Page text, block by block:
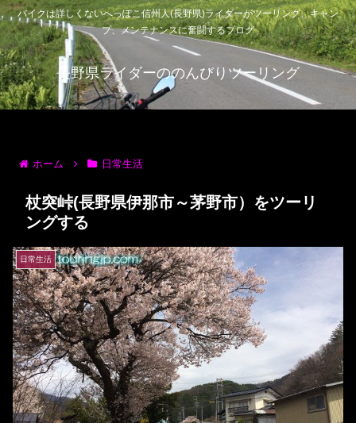
バイクは詳しくないへっぽこ信州人(長野県)ライダーがツーリング、キャン
プ、メンテナンスに奮闘するブログ
長野県ライダーののんびりツーリング
ホーム 日常生活
杖突峠(長野県伊那市～茅野市）をツーリ
ングする
日常生活